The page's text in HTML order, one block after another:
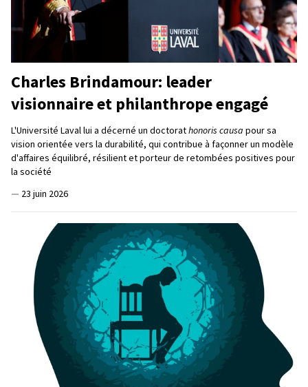
Charles Brindamour: leader
visionnaire et philanthrope engagé
L'Université Laval lui a décerné un doctorathonoris causa pour sa
vision orientée vers la durabilité, qui contribue à façonner un modèle
d'affaires équilibré, résilient et porteur de retombées positives pour
la société
— 23 juin 2026